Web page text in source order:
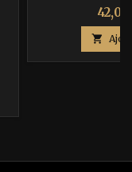
Prix
